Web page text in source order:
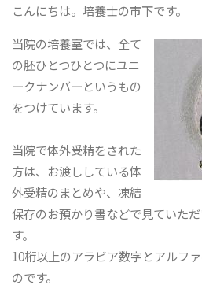
こんにちは。培養士の市下です。
当院の培養室では、全て
の胚ひとつひとつにユニ
ークナンバーというもの
をつけています。
当院で体外受精をされた
方は、お渡ししている体
外受精のまとめや、凍結
保存のお預かり書などで見ていた
す。
10桁以上のアラビア数字とアルフ
のです。